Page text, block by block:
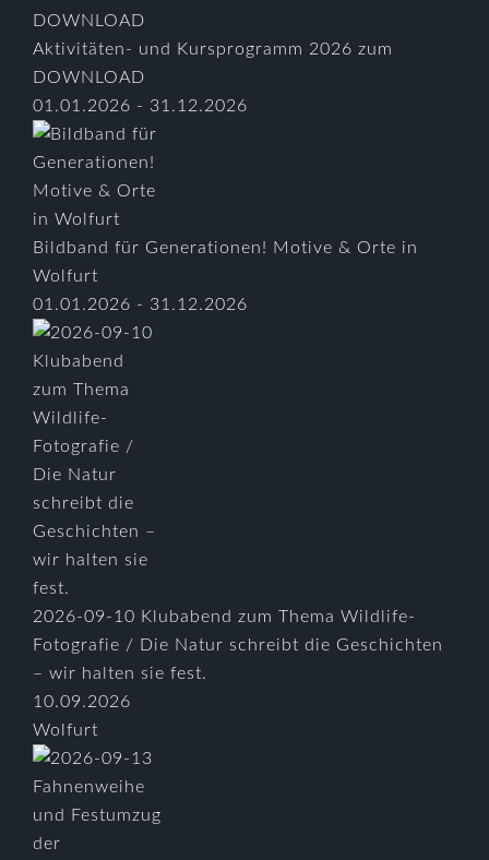
Aktivitäten- und Kursprogramm 2026 zum
DOWNLOAD
01.01.2026 - 31.12.2026
Bildband für Generationen! Motive & Orte in
Wolfurt
01.01.2026 - 31.12.2026
2026-09-10 Klubabend zum Thema Wildlife-
Fotografie / Die Natur schreibt die Geschichten
– wir halten sie fest.
10.09.2026
Wolfurt